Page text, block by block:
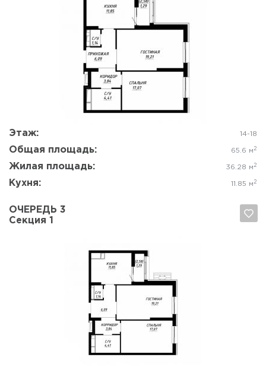
Этаж: 14-18
Общая площадь: 65.6 м 2
Жилая площадь: 36.28 м 2
Кухня: 11.85 м 2
Да, удалить
ОЧЕРЕДЬ 3
Секция 1
Отмена